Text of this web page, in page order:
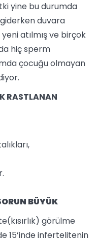
yine bu durumda
duvara
atılmış ve birçok
hiç sperm
çocuğu olmayan
RASTLANAN
BÜYÜK
görülme
15’inde infertelitenin